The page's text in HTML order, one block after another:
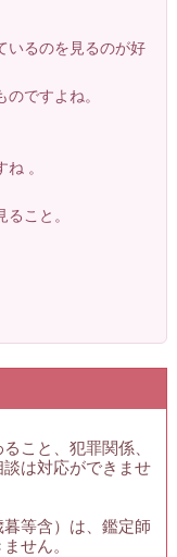
いるのを見るのが好
ですよね。
。
見ること。
こと、犯罪関係、
は対応ができませ
等含）は、鑑定師
せん。